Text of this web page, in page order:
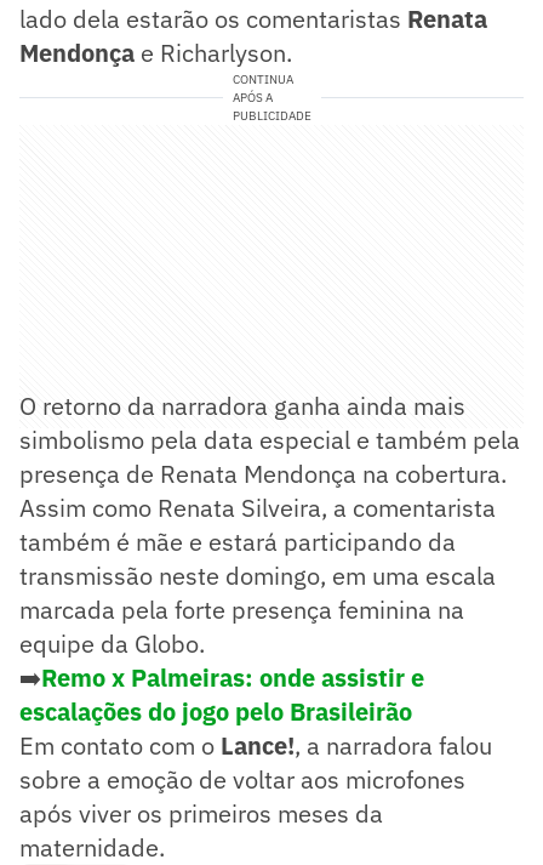
lado dela estarão os comentaristas Renata
Mendonça e Richarlyson.
CONTINUA
APÓS A
PUBLICIDADE
O retorno da narradora ganha ainda mais
simbolismo pela data especial e também pela
presença de Renata Mendonça na cobertura.
Assim como Renata Silveira, a comentarista
também é mãe e estará participando da
transmissão neste domingo, em uma escala
marcada pela forte presença feminina na
equipe da Globo.
➡️Remo x Palmeiras: onde assistir e
escalações do jogo pelo Brasileirão
Em contato com o Lance!, a narradora falou
sobre a emoção de voltar aos microfones
após viver os primeiros meses da
maternidade.